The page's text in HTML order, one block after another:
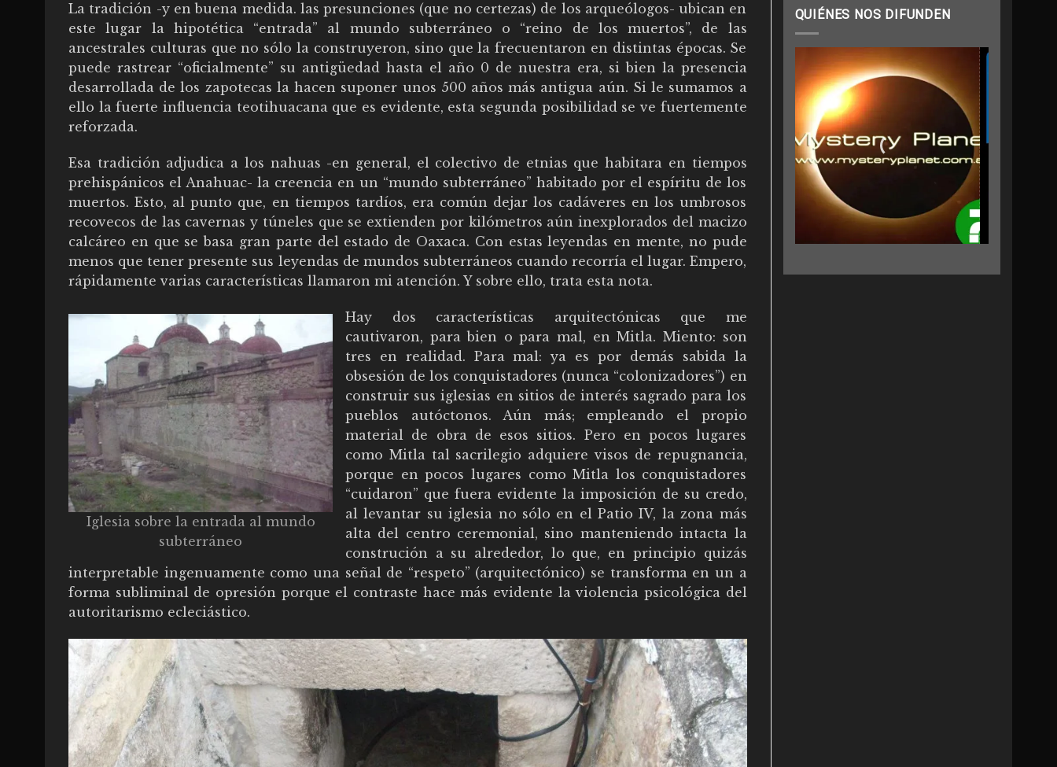
La tradición -y en buena medida. las presunciones (que no certezas) de los arqueólogos- ubican en
este lugar la hipotética “entrada” al mundo subterráneo o “reino de los muertos”, de las
ancestrales culturas que no sólo la construyeron, sino que la frecuentaron en distintas épocas. Se
puede rastrear “oficialmente” su antigüedad hasta el año 0 de nuestra era, si bien la presencia
desarrollada de los zapotecas la hacen suponer unos 500 años más antigua aún. Si le sumamos a
ello la fuerte influencia teotihuacana que es evidente, esta segunda posibilidad se ve fuertemente
reforzada.
Esa tradición adjudica a los nahuas -en general, el colectivo de etnias que habitara en tiempos
prehispánicos el Anahuac- la creencia en un “mundo subterráneo” habitado por el espíritu de los
muertos. Esto, al punto que, en tiempos tardíos, era común dejar los cadáveres en los umbrosos
recovecos de las cavernas y túneles que se extienden por kilómetros aún inexplorados del macizo
calcáreo en que se basa gran parte del estado de Oaxaca. Con estas leyendas en mente, no pude
menos que tener presente sus leyendas de mundos subterráneos cuando recorría el lugar. Empero,
rápidamente varias características llamaron mi atención. Y sobre ello, trata esta nota.
Iglesia sobre la entrada al mundo
subterráneo
Hay dos características arquitectónicas que me
cautivaron, para bien o para mal, en Mitla. Miento: son
tres en realidad. Para mal: ya es por demás sabida la
obsesión de los conquistadores (nunca “colonizadores”) en
construir sus iglesias en sitios de interés sagrado para los
pueblos autóctonos. Aún más; empleando el propio
material de obra de esos sitios. Pero en pocos lugares
como Mitla tal sacrilegio adquiere visos de repugnancia,
porque en pocos lugares como Mitla los conquistadores
“cuidaron” que fuera evidente la imposición de su credo,
al levantar su iglesia no sólo en el Patio IV, la zona más
alta del centro ceremonial, sino manteniendo intacta la
construción a su alrededor, lo que, en principio quizás
interpretable ingenuamente como una señal de “respeto” (arquitectónico) se transforma en un a
forma subliminal de opresión porque el contraste hace más evidente la violencia psicológica del
autoritarismo ecleciástico.
QUIÉNES NOS DIFUNDEN